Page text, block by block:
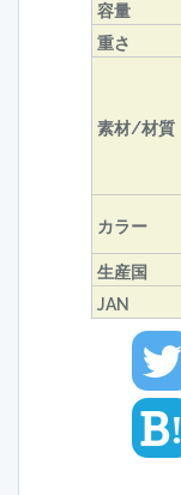
容量
重さ
素材/材質
カラー
生産国
JAN
!